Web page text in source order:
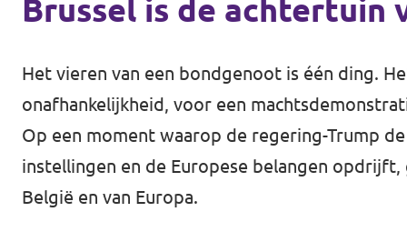
Nederlands
Onze lokale afdelingen
Volt Leuven
Volt Tervuren
Over Volt
Brussel is de achtertuin
Het vieren van een bondgenoot is één ding.
onafhankelijkheid, voor een
Op een moment waarop de regering-Trump
instellingen en de Europese belangen
België en van Europa.